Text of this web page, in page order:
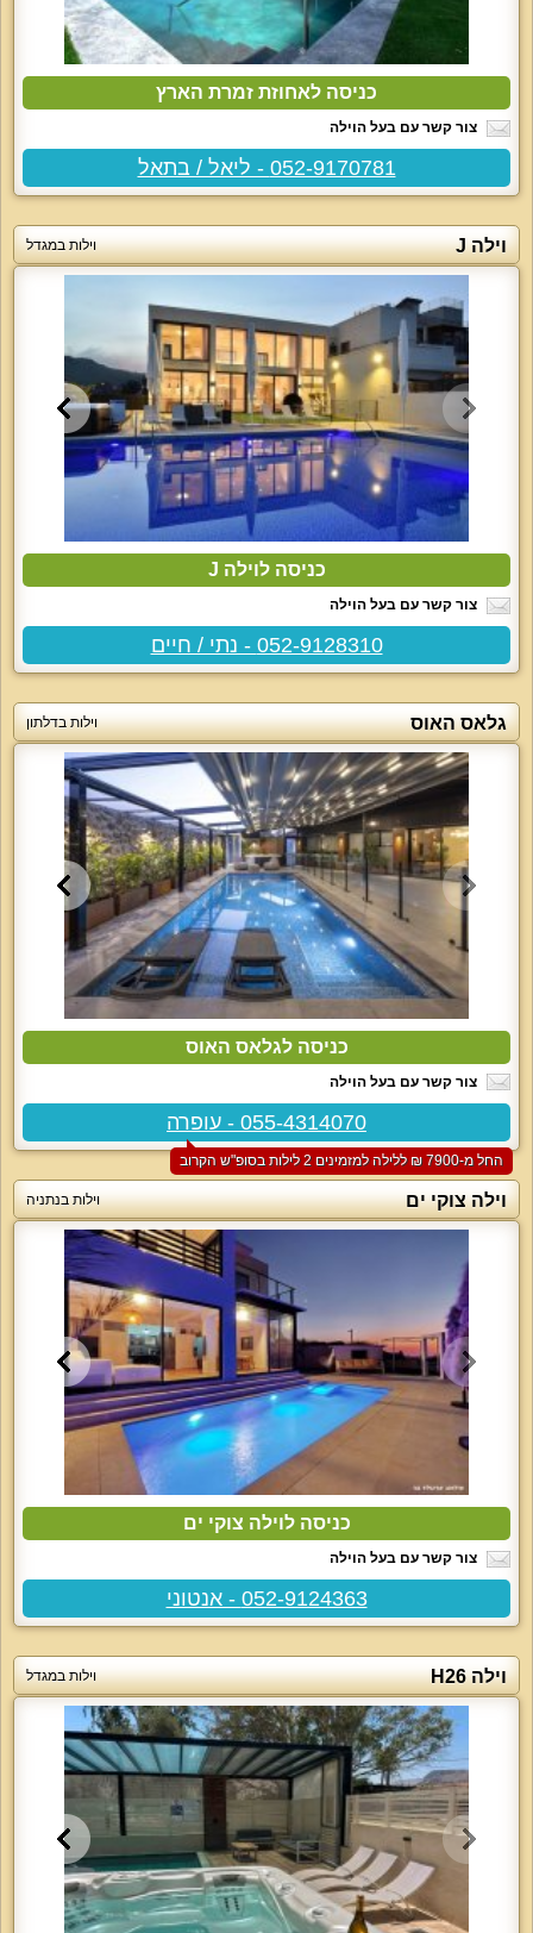
כניסה לאחוזת זמרת הארץ
צור קשר עם בעל הוילה
052-9170781 - ליאל / בתאל
וילה J וילות במגדל
כניסה לוילה J
צור קשר עם בעל הוילה
052-9128310 - נתי / חיים
גלאס האוס וילות בדלתון
כניסה לגלאס האוס
צור קשר עם בעל הוילה
055-4314070 - עופרה
החל מ-‏7900 ₪ ללילה למזמינים 2 לילות בסופ"ש הקרוב
וילה צוקי ים וילות בנתניה
כניסה לוילה צוקי ים
צור קשר עם בעל הוילה
052-9124363 - אנטוני
וילה H26 וילות במגדל